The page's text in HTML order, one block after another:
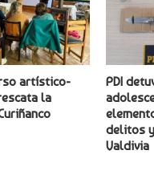
artístico-
la
PDI
delitos
Valdivia